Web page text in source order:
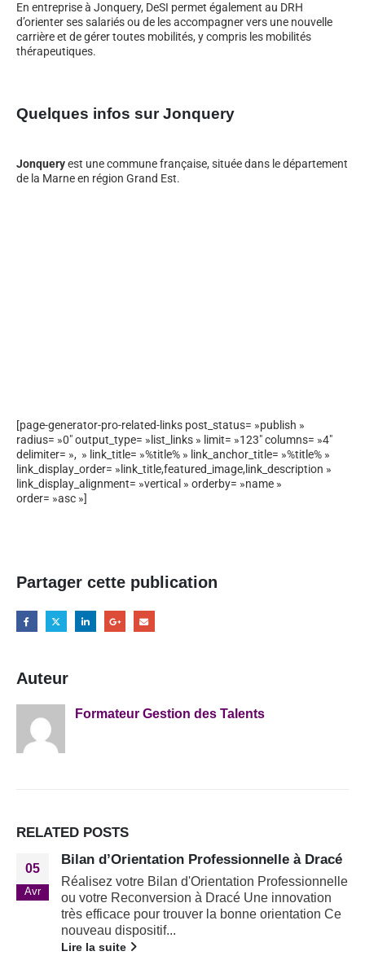
En entreprise à Jonquery, DeSI permet également au DRH
d’orienter ses salariés ou de les accompagner vers une nouvelle
carrière et de gérer toutes mobilités, y compris les mobilités
thérapeutiques.
Quelques infos sur Jonquery
Jonqueryest une commune française, située dans le département
de la Marne en région Grand Est.
[page-generator-pro-related-links post_status= »publish »
radius= »0″ output_type= »list_links » limit= »123″ columns= »4″
delimiter= », » link_title= »%title% » link_anchor_title= »%title% »
link_display_order= »link_title,featured_image,link_description »
link_display_alignment= »vertical » orderby= »name »
order= »asc »]
Partager cette publication
Auteur
Formateur Gestion des Talents
RELATED POSTS
05
Avr
Bilan d’Orientation Professionnelle à Dracé
Réalisez votre Bilan d'Orientation Professionnelle
ou votre Reconversion à Dracé Une innovation
très efficace pour trouver la bonne orientation Ce
nouveau dispositif...
Lire la suite